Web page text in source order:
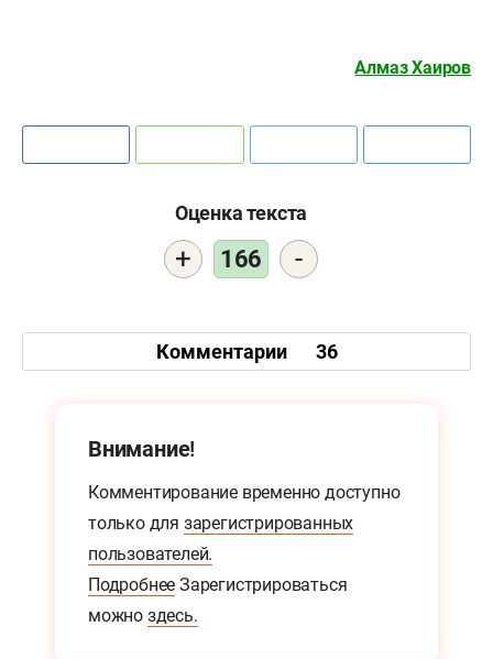
Алмаз Хаиров
Оценка текста
+ 166 -
Комментарии 36
Внимание!
Комментирование временно доступно
только для зарегистрированных
пользователей.
Подробнее Зарегистрироваться
можно здесь.